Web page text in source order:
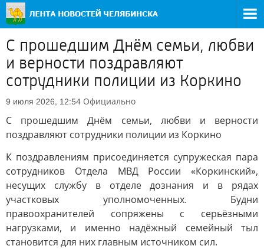
С прошедшим Днём семьи, любви
и верности поздравляют
сотрудники полиции из Коркино
9 июля 2026, 12:54 Официально
С прошедшим Днём семьи, любви и верности
поздравляют сотрудники полиции из Коркино
К поздравлениям присоединяется супружеская пара
сотрудников Отдела МВД России «Коркинский»,
несущих службу в отделе дознания и в рядах
участковых уполномоченных. Будни
правоохранителей сопряжены с серьёзными
нагрузками, и именно надёжный семейный тыл
становится для них главным источником сил.